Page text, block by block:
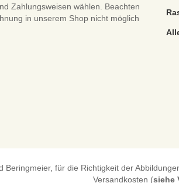
Zahlungsweisen wählen. Beachten
in unserem Shop nicht möglich
Beringmeier, für die Richtigkeit der
Versandkosten (siehe